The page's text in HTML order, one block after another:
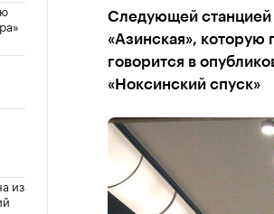
из
Следующей станцией
«Азинская», которую
говорится в
«Ноксинский спуск»